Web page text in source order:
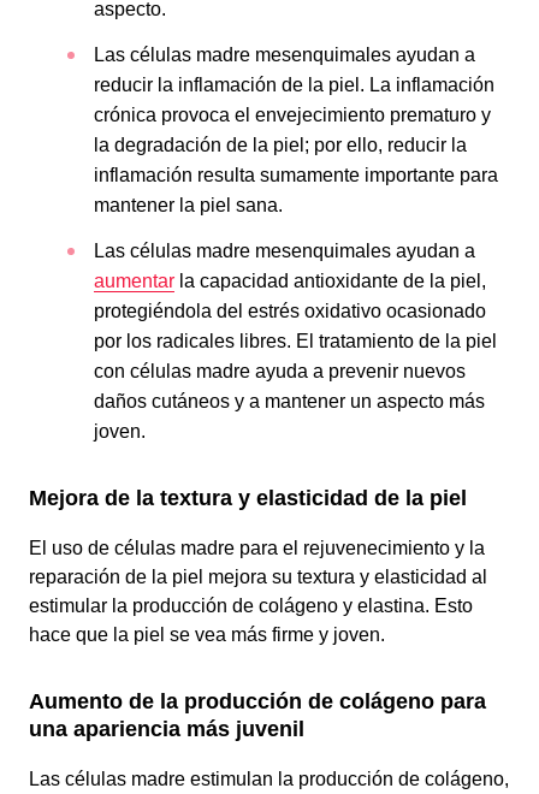
aspecto.
Las células madre mesenquimales ayudan a
reducir la inflamación de la piel. La inflamación
crónica provoca el envejecimiento prematuro y
la degradación de la piel; por ello, reducir la
inflamación resulta sumamente importante para
mantener la piel sana.
Las células madre mesenquimales ayudan a
aumentar la capacidad antioxidante de la piel,
protegiéndola del estrés oxidativo ocasionado
por los radicales libres. El tratamiento de la piel
con células madre ayuda a prevenir nuevos
daños cutáneos y a mantener un aspecto más
joven.
Mejora de la textura y elasticidad de la piel
El uso de células madre para el rejuvenecimiento y la
reparación de la piel mejora su textura y elasticidad al
estimular la producción de colágeno y elastina. Esto
hace que la piel se vea más firme y joven.
Aumento de la producción de colágeno para
una apariencia más juvenil
Las células madre estimulan la producción de colágeno,